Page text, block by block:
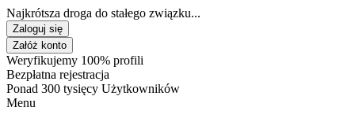
Najkrótsza droga do stałego związku...
Zaloguj się
Załóż konto
Weryfikujemy 100% profili
Bezpłatna rejestracja
Ponad 300 tysięcy Użytkowników
Menu